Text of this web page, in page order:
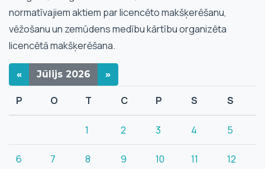
normatīvajiem aktiem par licencēto makšķerēšanu,
vēžošanu un zemūdens medību kārtību organizēta
licencētā makšķerēšana.
« Jūlijs 2026 »
P O T C P S S
1 2 3 4 5
6 7 8 9 10 11 12